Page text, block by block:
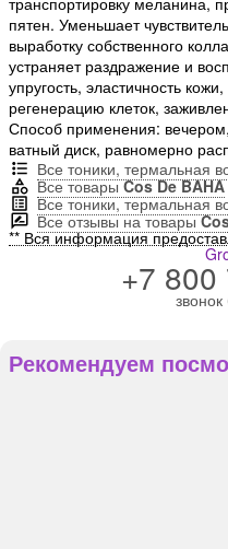
пятен. Уменьшает
выработку собственного
устраняет раздражение и
упругость, эластичность
регенерацию клеток,
Способ применения:
ватный диск, равномерно
Все тоники, термальная
Все товарыCos De BAHA
Все тоники, термальная
Все отзывы на товары
** Вся информация
+7 800
Рекомендуем